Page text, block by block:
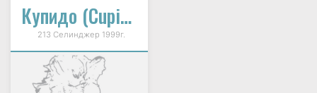
Купидо (Cupido)
213 Селинджер 1999г.